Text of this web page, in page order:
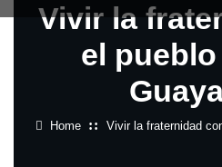
Vivir la
el
Home Vivir la fraternidad